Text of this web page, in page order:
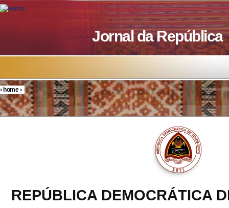
Skip to main content
Jornal da República
You are here
›home›
REPÚBLICA DEMOCRÁTICA